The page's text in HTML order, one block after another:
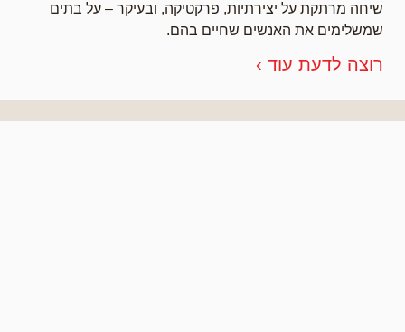
שיחה מרתקת על יצירתיות, פרקטיקה, ובעיקר – על בתים
שמשלימים את האנשים שחיים בהם.
רוצה לדעת עוד ›